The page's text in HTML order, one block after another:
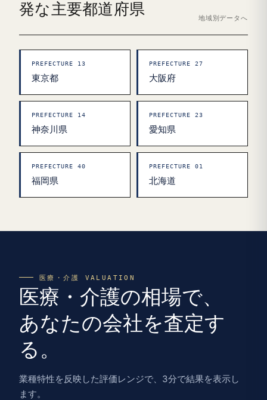
発な主要都道府県
地域別データへ
PREFECTURE 13
東京都
PREFECTURE 27
大阪府
PREFECTURE 14
神奈川県
PREFECTURE 23
愛知県
PREFECTURE 40
福岡県
PREFECTURE 01
北海道
医療・介護 VALUATION
医療・介護の相場で、
あなたの会社を査定す
る。
業種特性を反映した評価レンジで、3分で結果を表示し
ます。